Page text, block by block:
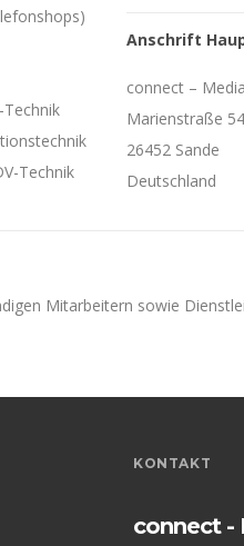
Technik
Anschrift
connect –
Marienstraße 54
26452 Sande
Deutschland
Mitarbeitern sowie
KONTAKT
connect -